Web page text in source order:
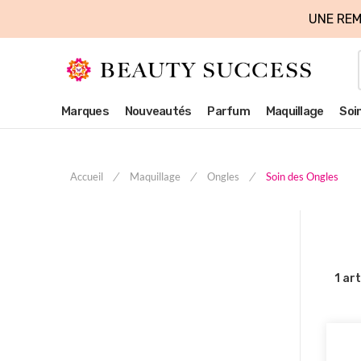
UNE
Marques Nouveautés Parfum Maquillage
Accueil Maquillage Ongles Soin des Ongles
1